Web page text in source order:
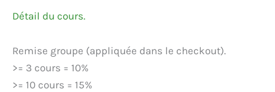
Détail du cours.
Remise groupe (appliquée dans le checkout).
>= 3 cours = 10%
>= 10 cours = 15%